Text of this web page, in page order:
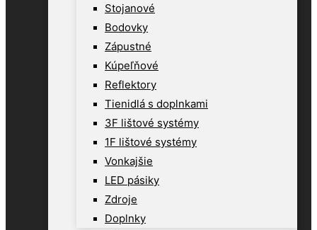
Stojanové
Bodovky
Zápustné
Kúpeľňové
Reflektory
Tienidlá s doplnkami
3F lištové systémy
1F lištové systémy
Vonkajšie
LED pásiky
Zdroje
Doplnky